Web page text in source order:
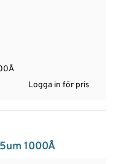
Logga in för pris
1000Å